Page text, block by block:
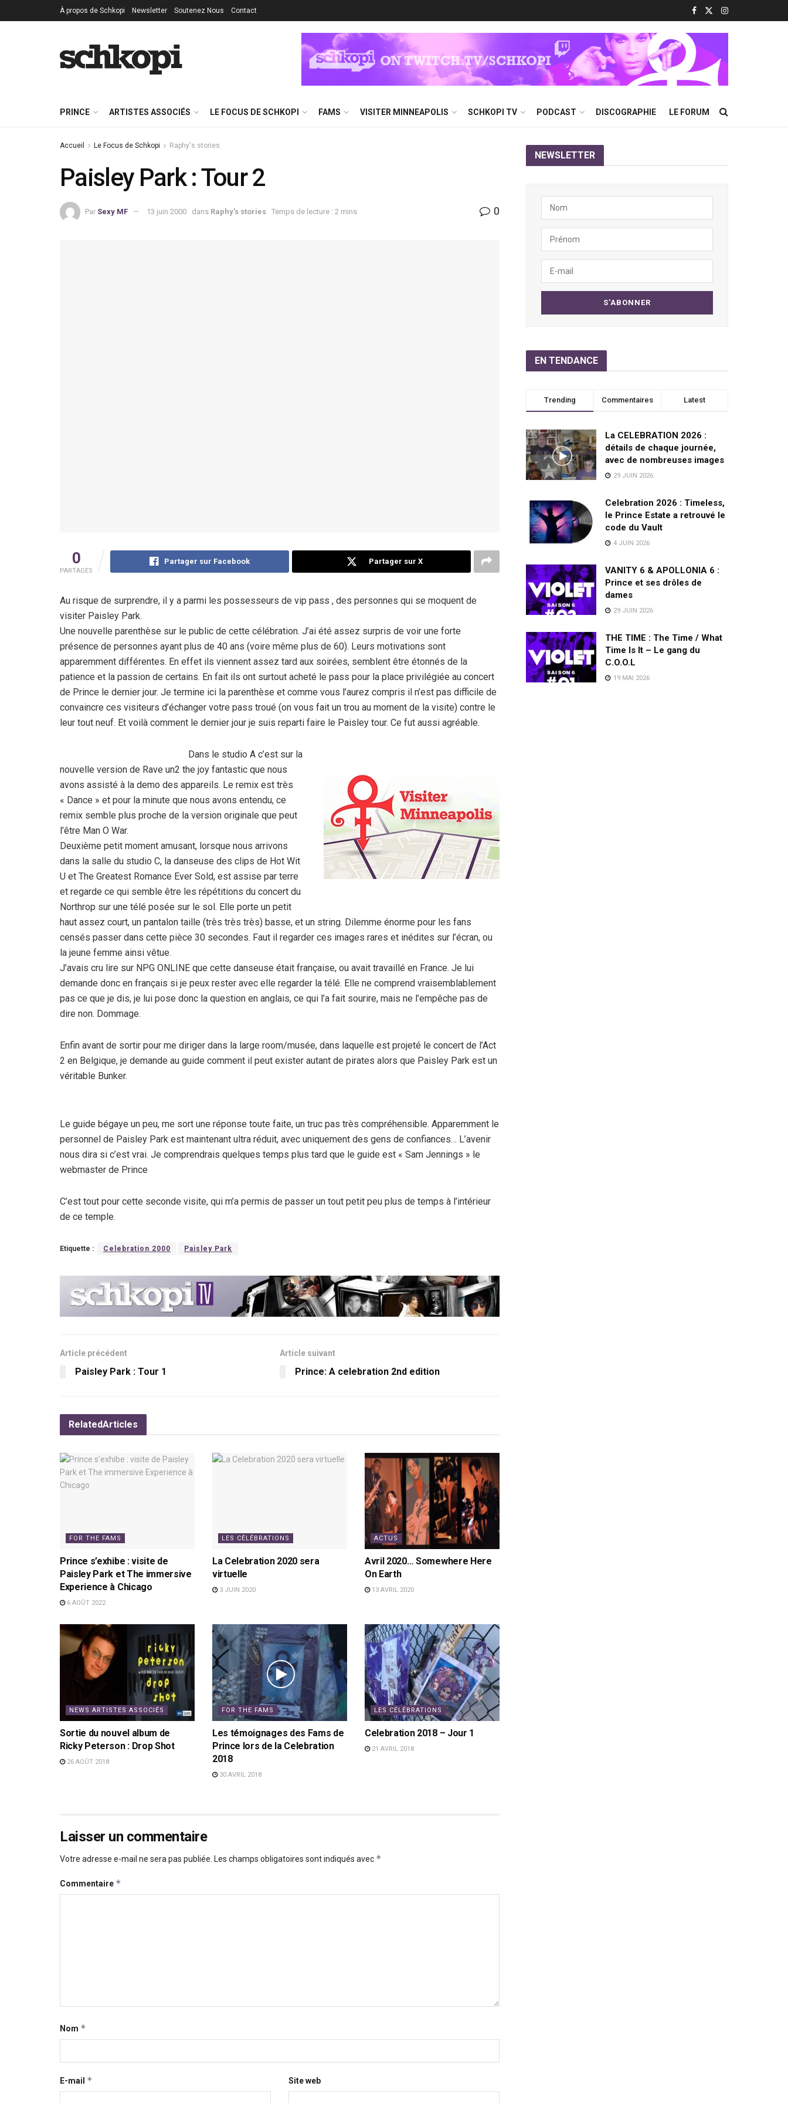
À propos de Schkopi Newsletter Soutenez Nous Contact
PRINCE ARTISTES ASSOCIÉS LE FOCUS DE SCHKOPI FAMS VISITER MINNEAPOLIS SCHKOPI TV PODCAST DISCOGRAPHIE LE FORUM
Accueil Le Focus de Schkopi Raphy's stories
Paisley Park : Tour 2
Par Sexy MF 13 juin 2000 dans Raphy's stories Temps de lecture : 2 mins 0
0
PARTAGES
Partager sur Facebook Partager sur X
Au risque de surprendre, il y a parmi les possesseurs de vip pass , des personnes qui se moquent de
visiter Paisley Park.
Une nouvelle parenthèse sur le public de cette célébration. J’ai été assez surpris de voir une forte
présence de personnes ayant plus de 40 ans (voire même plus de 60). Leurs motivations sont
apparemment différentes. En effet ils viennent assez tard aux soirées, semblent être étonnés de la
patience et la passion de certains. En fait ils ont surtout acheté le pass pour la place privilégiée au concert
de Prince le dernier jour. Je termine ici la parenthèse et comme vous l’aurez compris il n’est pas difficile de
convaincre ces visiteurs d’échanger votre pass troué (on vous fait un trou au moment de la visite) contre le
leur tout neuf. Et voilà comment le dernier jour je suis reparti faire le Paisley tour. Ce fut aussi agréable.
Dans le studio A c’est sur la
nouvelle version de Rave un2 the joy fantastic que nous
avons assisté à la demo des appareils. Le remix est très
« Dance » et pour la minute que nous avons entendu, ce
remix semble plus proche de la version originale que peut
l’être Man O War.
Deuxième petit moment amusant, lorsque nous arrivons
dans la salle du studio C, la danseuse des clips de Hot Wit
U et The Greatest Romance Ever Sold, est assise par terre
et regarde ce qui semble être les répétitions du concert du
Northrop sur une télé posée sur le sol. Elle porte un petit
haut assez court, un pantalon taille (très très très) basse, et un string. Dilemme énorme pour les fans
censés passer dans cette pièce 30 secondes. Faut il regarder ces images rares et inédites sur l’écran, ou
la jeune femme ainsi vêtue.
J’avais cru lire sur NPG ONLINE que cette danseuse était française, ou avait travaillé en France. Je lui
demande donc en français si je peux rester avec elle regarder la télé. Elle ne comprend vraisemblablement
pas ce que je dis, je lui pose donc la question en anglais, ce qui l’a fait sourire, mais ne l’empêche pas de
dire non. Dommage.
Enfin avant de sortir pour me diriger dans la large room/musée, dans laquelle est projeté le concert de l’Act
2 en Belgique, je demande au guide comment il peut exister autant de pirates alors que Paisley Park est un
véritable Bunker.
Le guide bégaye un peu, me sort une réponse toute faite, un truc pas très compréhensible. Apparemment le
personnel de Paisley Park est maintenant ultra réduit, avec uniquement des gens de confiances… L’avenir
nous dira si c’est vrai. Je comprendrais quelques temps plus tard que le guide est « Sam Jennings » le
webmaster de Prince
C’est tout pour cette seconde visite, qui m’a permis de passer un tout petit peu plus de temps à l’intérieur
de ce temple.
Etiquette : Celebration 2000 Paisley Park
Article précédent
Paisley Park : Tour 1
Article suivant
Prince: A celebration 2nd edition
RelatedArticles
FOR THE FAMS
Prince s’exhibe : visite de
Paisley Park et The immersive
Experience à Chicago
6 AOÛT 2022
LES CÉLÉBRATIONS
La Celebration 2020 sera
virtuelle
3 JUIN 2020
ACTUS
Avril 2020… Somewhere Here
On Earth
13 AVRIL 2020
NEWS ARTISTES ASSOCIÉS
Sortie du nouvel album de
Ricky Peterson : Drop Shot
26 AOÛT 2018
FOR THE FAMS
Les témoignages des Fams de
Prince lors de la Celebration
2018
30 AVRIL 2018
LES CÉLÉBRATIONS
Celebration 2018 – Jour 1
21 AVRIL 2018
Laisser un commentaire
Votre adresse e-mail ne sera pas publiée. Les champs obligatoires sont indiqués avec *
Commentaire *
Nom *
E-mail * Site web
NEWSLETTER
EN TENDANCE
Trending Commentaires Latest
La CELEBRATION 2026 :
détails de chaque journée,
avec de nombreuses images
29 JUIN 2026
Celebration 2026 : Timeless,
le Prince Estate a retrouvé le
code du Vault
4 JUIN 2026
VANITY 6 & APOLLONIA 6 :
Prince et ses drôles de
dames
29 JUIN 2026
THE TIME : The Time / What
Time Is It – Le gang du
C.O.O.L
19 MAI 2026